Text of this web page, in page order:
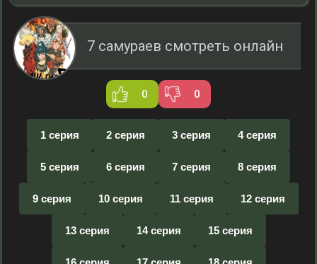
7 самураев смотреть онлайн
0 0
1 серия 2 серия 3 серия 4 серия
5 серия 6 серия 7 серия 8 серия
9 серия 10 серия 11 серия 12 серия
13 серия 14 серия 15 серия